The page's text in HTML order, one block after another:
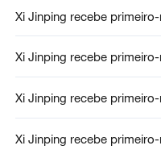
Xi Jinping recebe
Xi Jinping recebe
Xi Jinping recebe
Xi Jinping recebe